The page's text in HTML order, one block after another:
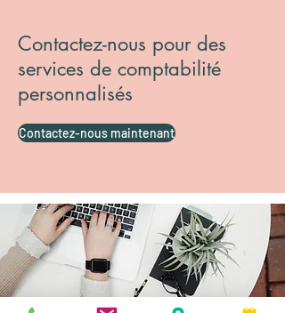
Contactez-nous pour des
services de comptabilité
personnalisés
Contactez-nous maintenant